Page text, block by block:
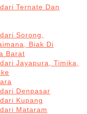
Ternate Dan
Sorong,
Biak Di
Barat
Jayapura, Timika,
Denpasar
Kupang
Mataram